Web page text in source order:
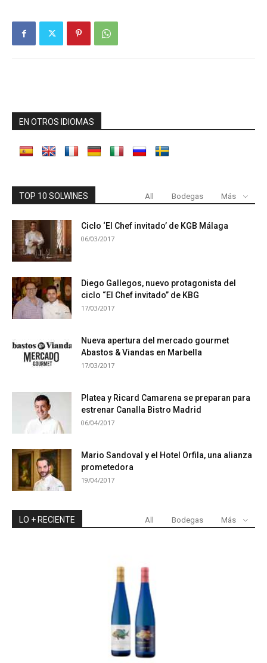
EN OTROS IDIOMAS
TOP 10 SOLWINES All Bodegas Más
Ciclo ‘El Chef invitado’ de KGB Málaga
06/03/2017
Diego Gallegos, nuevo protagonista del
ciclo “El Chef invitado” de KBG
17/03/2017
Nueva apertura del mercado gourmet
Abastos & Viandas en Marbella
17/03/2017
Platea y Ricard Camarena se preparan para
estrenar Canalla Bistro Madrid
06/04/2017
Mario Sandoval y el Hotel Orfila, una alianza
prometedora
19/04/2017
LO + RECIENTE All Bodegas Más